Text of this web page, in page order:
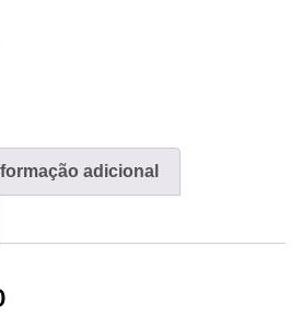
adicional